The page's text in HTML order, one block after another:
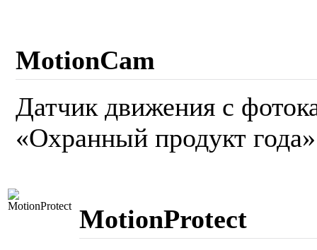
MotionCam
Датчик движения с
«Охранный продукт
MotionProtect